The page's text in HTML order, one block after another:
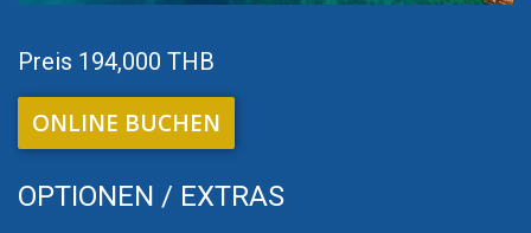
Preis 194,000 THB
ONLINE BUCHEN
OPTIONEN / EXTRAS